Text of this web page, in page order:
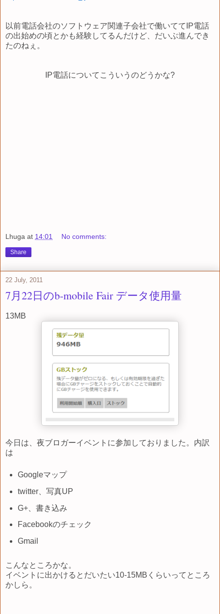
以前電話会社のソフトウェア関連子会社で働いててIP電話
の出始めの頃とかも経験してるんだけど、だいぶ進んでき
たのねぇ。
IP電話についてこういうのどうかな?
Lhuga at 14:01 No comments:
Share
22 July, 2011
7月22日のb-mobile Fair データ使用量
13MB
今日は、夜ブロガーイベントに参加しておりました。内訳
は
Googleマップ
twitter、写真UP
G+、書き込み
Facebookのチェック
Gmail
こんなところかな。
イベントに出かけるとだいたい10-15MBくらいってところ
かしら。